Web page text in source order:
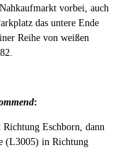
vorbei, auch
das untere Ende
Reihe von weißen
:
Eschborn, dann
(L3005) in Richtung